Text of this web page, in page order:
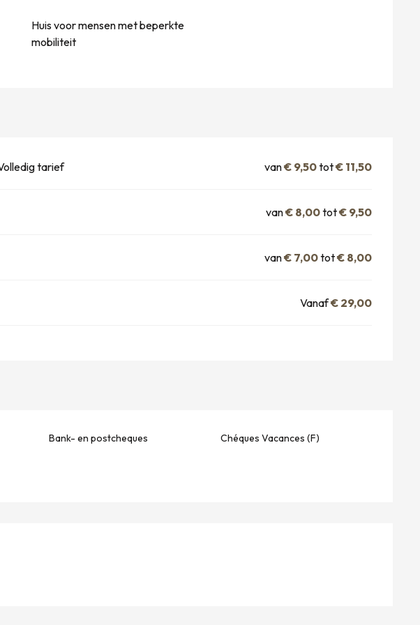
Huis voor mensen met beperkte
mobiliteit
tarief van€ 9,50tot€ 11,50
van€ 8,00tot€ 9,50
van€ 7,00tot€ 8,00
Vanaf€ 29,00
Bank- en postcheques Chéques Vacances (F)